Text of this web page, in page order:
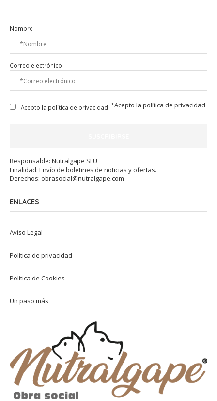
Nombre
Correo electrónico
Acepto la política de privacidad *Acepto la política de privacidad
Responsable: Nutralgape SLU
Finalidad: Envío de boletines de noticias y ofertas.
Derechos: obrasocial@nutralgape.com
ENLACES
Aviso Legal
Política de privacidad
Política de Cookies
Un paso más